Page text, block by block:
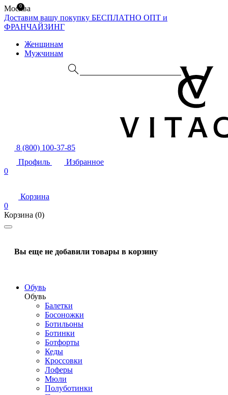
Москва
Доставим вашу покупку БЕСПЛАТНО ОПТ и
ФРАНЧАЙЗИНГ
Женщинам
Мужчинам
8 (800) 100-37-85
Профиль
Избранное
0
Корзина
0
Корзина (0)
Вы еще не добавили товары в корзину
Обувь
Обувь
Балетки
Босоножки
Ботильоны
Ботинки
Ботфорты
Кеды
Кроссовки
Лоферы
Мюли
Полуботинки
0